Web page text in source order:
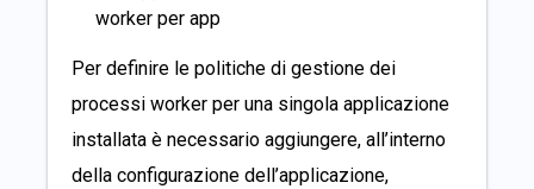
worker per app
Per definire le politiche di gestione dei
processi worker per una singola applicazione
installata è necessario aggiungere, all’interno
della configurazione dell’applicazione,